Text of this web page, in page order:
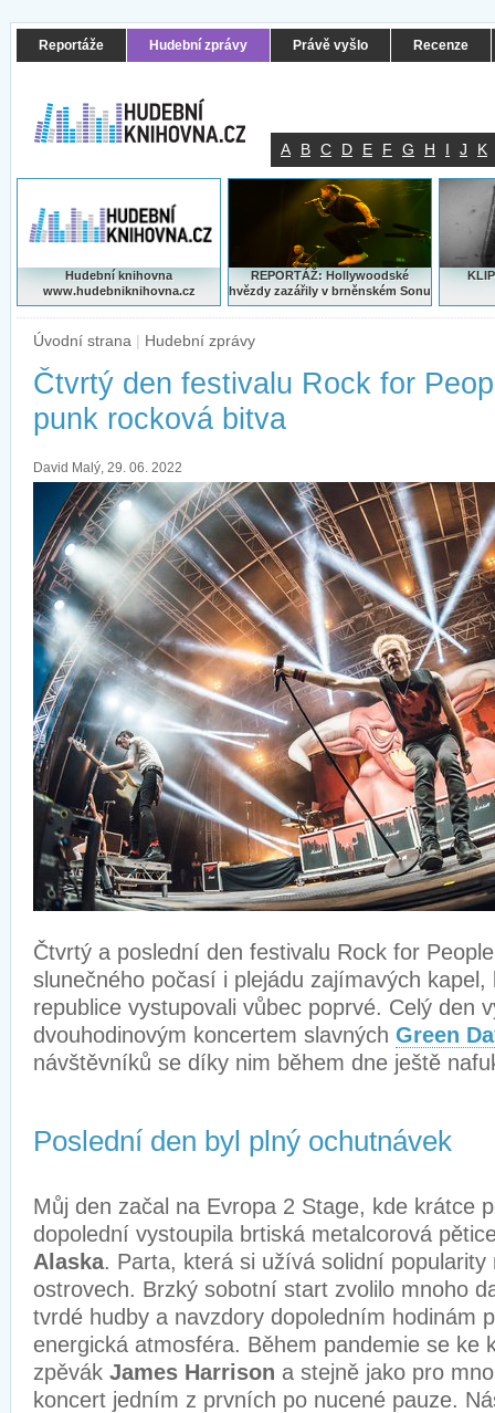
Reportáže Hudební zprávy Právě vyšlo Recenze
A B C D E F G H I J K
Hudební knihovna
www.hudebniknihovna.cz
REPORTÁŽ: Hollywoodské
hvězdy zazářily v brněnském Sonu
Úvodní strana | Hudební zprávy
Čtvrtý den festivalu Rock for
punk rocková bitva
David Malý, 29. 06. 2022
Čtvrtý a poslední den festivalu Rock for
slunečného počasí i plejádu zajímavých kapel,
republice vystupovali vůbec poprvé. Celý den
dvouhodinovým koncertem slavných Green
návštěvníků se díky nim během dne ještě
Poslední den byl plný ochutnávek
Můj den začal na Evropa 2 Stage, kde krátce
dopolední vystoupila brtiská metalcorová
Alaska. Parta, která si užívá solidní popularity
ostrovech. Brzký sobotní start zvolilo mnoho
tvrdé hudby a navzdory dopoledním hodinám
energická atmosféra. Během pandemie se ke
zpěvák James Harrison a stejně jako pro
koncert jedním z prvních po nucené pauze.